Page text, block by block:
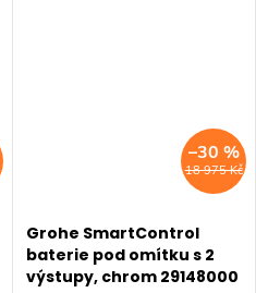
18 975 Kč
–30 %
Grohe SmartControl
baterie pod omítku s 2
výstupy, chrom 29148000